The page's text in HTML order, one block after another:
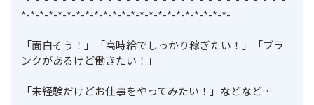
*-*-*-*-*-*-*-*-*-*-*-*-*-*-*-*-*-*-*-*-*-*-*-
「面白そう！」「高時給でしっかり稼ぎたい！」「ブラ
ンクがあるけど働きたい！」
「未経験だけどお仕事をやってみたい！」などなど…